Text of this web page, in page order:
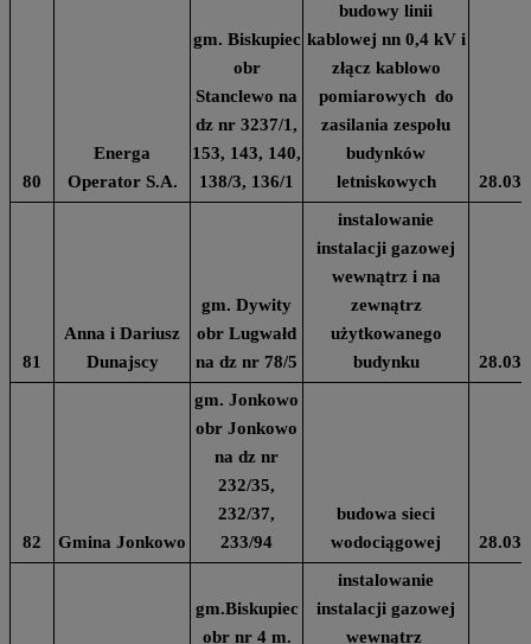
80
Energa
Operator S.A.
gm. Biskupiec
obr
Stanclewo na
dz nr 3237/1,
153, 143, 140,
138/3, 136/1
budowy linii
kablowej nn 0,4 kV i
złącz kablowo
pomiarowych do
zasilania zespołu
budynków
letniskowych
81
Anna i Dariusz
Dunajscy
gm. Dywity
obr Lugwałd
na dz nr 78/5
instalowanie
instalacji gazowej
wewnątrz i na
zewnątrz
użytkowanego
budynku
82 Gmina Jonkowo
gm. Jonkowo
obr Jonkowo
na dz nr
232/35,
232/37,
233/94
budowa sieci
wodociągowej
gm.Biskupiec
obr nr 4 m.
instalowanie
instalacji gazowej
wewnątrz